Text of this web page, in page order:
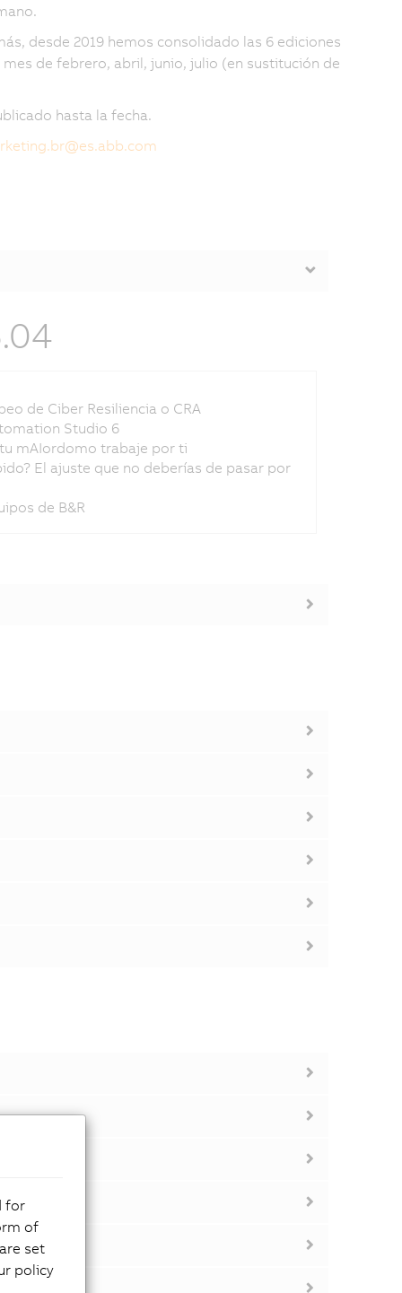
desde 2019 hemos consolidado las 6 ediciones
de febrero, abril, junio, julio (en sustitución de
hasta la fecha.
@es.abb.com
de Ciber Resiliencia o CRA
Studio 6
mAIordomo trabaje por ti
El ajuste que no deberías de pasar por
de B&R
for
of
set
policy